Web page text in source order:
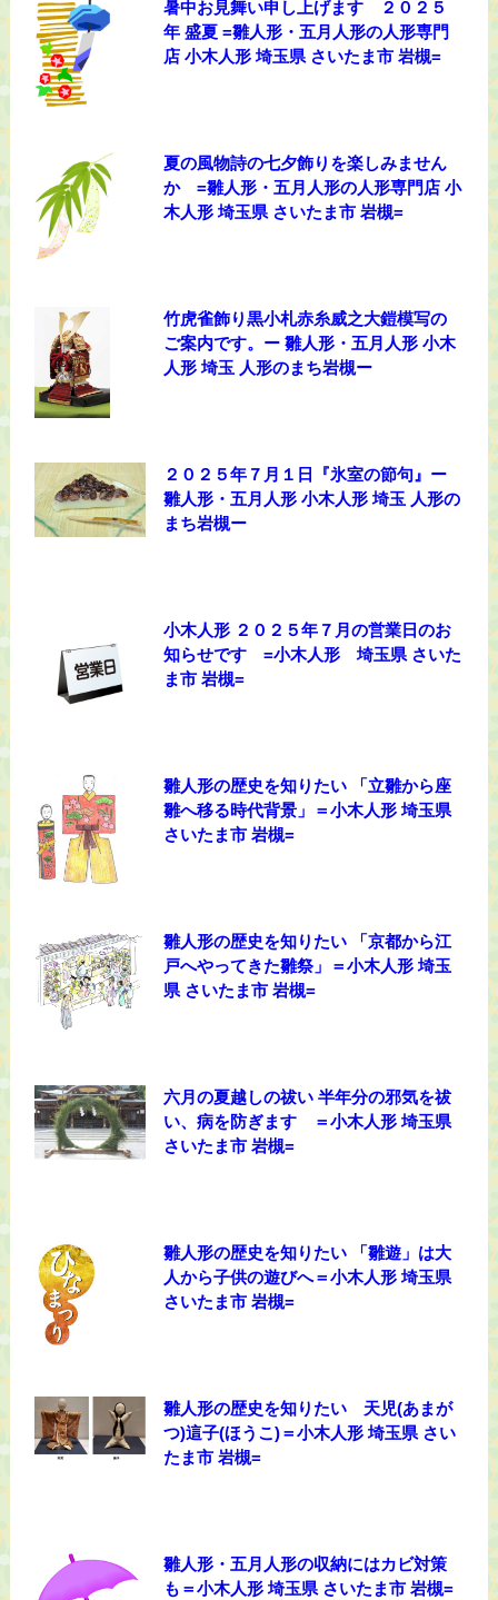
暑中お見舞い申し上げます ２０２５
年 盛夏 =雛人形・五月人形の人形専門
店 小木人形 埼玉県 さいたま市 岩槻=
夏の風物詩の七夕飾りを楽しみません
か =雛人形・五月人形の人形専門店 小
木人形 埼玉県 さいたま市 岩槻=
竹虎雀飾り黒小札赤糸威之大鎧模写の
ご案内です。ー 雛人形・五月人形 小木
人形 埼玉 人形のまち岩槻ー
２０２５年７月１日『氷室の節句』ー
雛人形・五月人形 小木人形 埼玉 人形の
まち岩槻ー
小木人形 ２０２５年７月の営業日のお
知らせです =小木人形 埼玉県 さいた
ま市 岩槻=
雛人形の歴史を知りたい 「立雛から座
雛へ移る時代背景」＝小木人形 埼玉県
さいたま市 岩槻=
雛人形の歴史を知りたい 「京都から江
戸へやってきた雛祭」＝小木人形 埼玉
県 さいたま市 岩槻=
六月の夏越しの祓い 半年分の邪気を祓
い、病を防ぎます ＝小木人形 埼玉県
さいたま市 岩槻=
雛人形の歴史を知りたい 「雛遊」は大
人から子供の遊びへ＝小木人形 埼玉県
さいたま市 岩槻=
雛人形の歴史を知りたい 天児(あまが
つ)這子(ほうこ)＝小木人形 埼玉県 さい
たま市 岩槻=
雛人形・五月人形の収納にはカビ対策
も＝小木人形 埼玉県 さいたま市 岩槻=